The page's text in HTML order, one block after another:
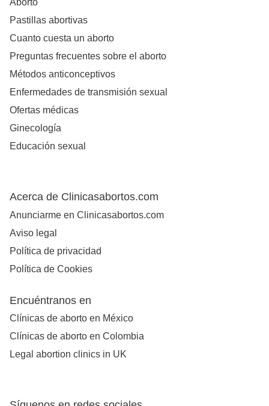
Pastillas abortivas
Cuanto cuesta un aborto
Preguntas frecuentes sobre el aborto
Métodos anticonceptivos
Enfermedades de transmisión sexual
Ofertas médicas
Ginecología
Educación sexual
Acerca de Clinicasabortos.com
Anunciarme en Clinicasabortos.com
Aviso legal
Política de privacidad
Política de Cookies
Encuéntranos en
Clínicas de aborto en México
Clínicas de aborto en Colombia
Legal abortion clinics in UK